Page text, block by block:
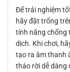
Để trải nghiệm
hãy đặt trống
tính năng chống
dịch. Khi chơi,
tạo ra âm thanh
tháo rời dễ dàng